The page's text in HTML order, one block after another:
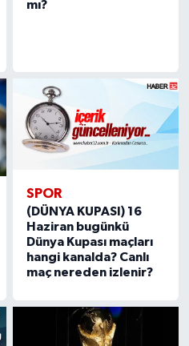
mı?
SPOR
(DÜNYA KUPASI) 16
Haziran bugünkü
Dünya Kupası maçları
hangi kanalda? Canlı
maç nereden izlenir?